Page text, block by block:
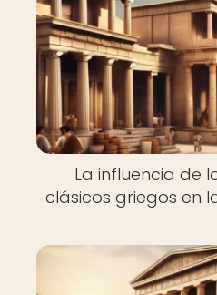
La influencia de
clásicos griegos en